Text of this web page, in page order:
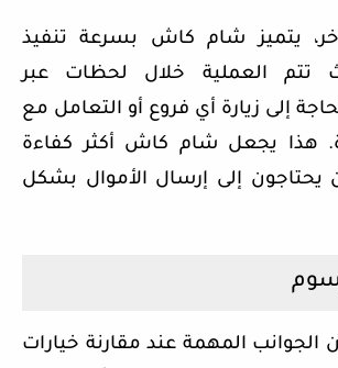
يتميز شام كاش بسرعة تنفيذ
تتم العملية خلال لحظات عبر
إلى زيارة أي فروع أو التعامل مع
هذا يجعل شام كاش أكثر كفاءة
يحتاجون إلى إرسال الأموال بشكل
الجوانب المهمة عند مقارنة خيارات